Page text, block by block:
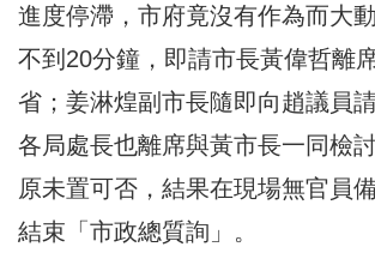
進度停滯，市府竟沒有作為而大
不到20分鐘，即請市長黃偉哲離
省；姜淋煌副市長隨即向趙議員
各局處長也離席與黃市長一同檢
原未置可否，結果在現場無官員
結束「市政總質詢」。